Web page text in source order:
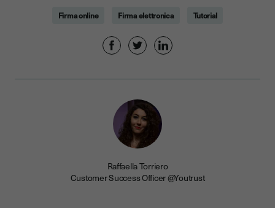
Firma online Firma elettronica Tutorial
Raffaella Torriero
Customer Success Officer @Youtrust